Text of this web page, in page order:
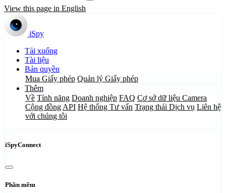
View this page in English
iSpy
Tải xuống
Tài liệu
Bản quyền
Mua Giấy phép Quản lý Giấy phép
Thêm
Về Tính năng Doanh nghiệp FAQ Cơ sở dữ liệu Camera
Cộng đồng API Hệ thống Tư vấn Trạng thái Dịch vụ Liên hệ
với chúng tôi
iSpyConnect
Phần mềm